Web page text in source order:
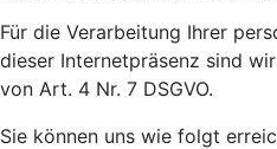
Für die Verarbeitung Ihrer
dieser Internetpräsenz sind
von Art. 4 Nr. 7 DSGVO.
Sie können uns wie folgt